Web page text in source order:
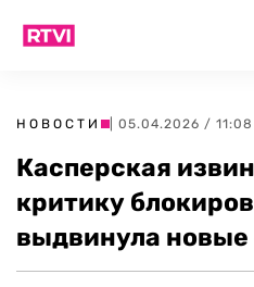
НОВОСТИ | 05.04.2026 / 11:08
Касперская
критику
выдвинула новые